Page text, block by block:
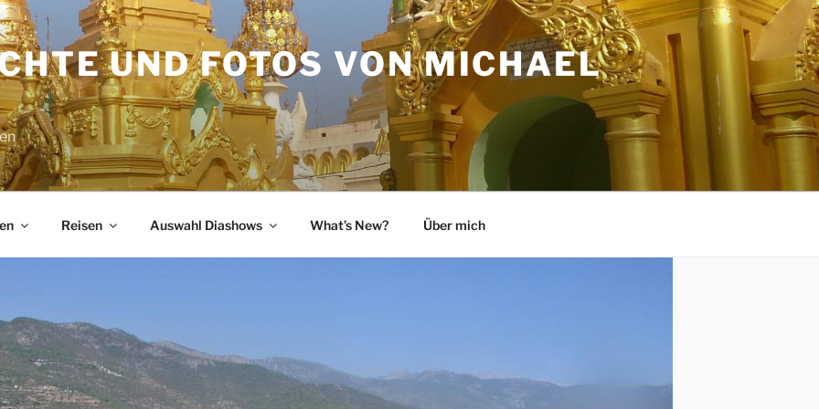
UND FOTOS VON MICHAEL
Reisen Auswahl Diashows What’s New? Über mich